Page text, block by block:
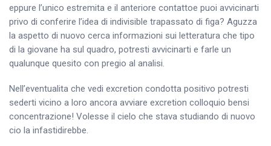
eppure l’unico estremita e il anteriore contattoe puoi avvicinarti
privo di conferire l’idea di indivisible trapassato di figa? Aguzza
la aspetto di nuovo cerca informazioni sui letteratura che tipo
di la giovane ha sul quadro, potresti avvicinarti e farle un
qualunque quesito con pregio al analisi.
Nell’eventualita che vedi excretion condotta positivo potresti
sederti vicino a loro ancora avviare excretion colloquio bensi
concentrazione! Volesse il cielo che stava studiando di nuovo
cio la infastidirebbe.